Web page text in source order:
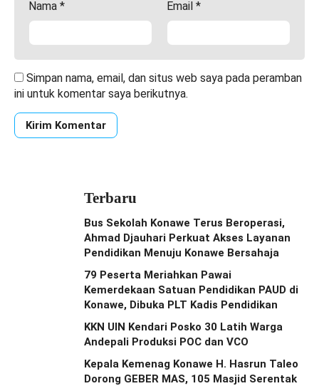
Nama * Email *
Simpan nama, email, dan situs web saya pada peramban
ini untuk komentar saya berikutnya.
Terbaru
Bus Sekolah Konawe Terus Beroperasi,
Ahmad Djauhari Perkuat Akses Layanan
Pendidikan Menuju Konawe Bersahaja
79 Peserta Meriahkan Pawai
Kemerdekaan Satuan Pendidikan PAUD di
Konawe, Dibuka PLT Kadis Pendidikan
KKN UIN Kendari Posko 30 Latih Warga
Andepali Produksi POC dan VCO
Kepala Kemenag Konawe H. Hasrun Taleo
Dorong GEBER MAS, 105 Masjid Serentak